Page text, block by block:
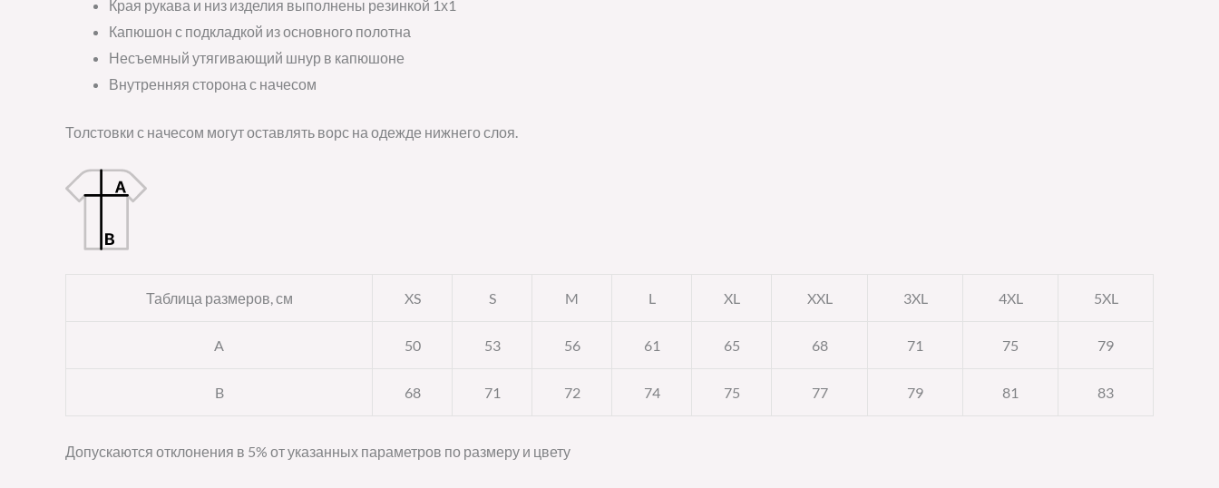
Края рукава и низ изделия выполнены резинкой 1х1
Капюшон с подкладкой из основного полотна
Несъемный утягивающий шнур в капюшоне
Внутренняя сторона с начесом
Толстовки с начесом могут оставлять ворс на одежде нижнего слоя.
Таблица размеров, см XS S M L XL XXL 3XL 4XL 5XL
A 50 53 56 61 65 68 71 75 79
B 68 71 72 74 75 77 79 81 83
Допускаются отклонения в 5% от указанных параметров по размеру и цвету